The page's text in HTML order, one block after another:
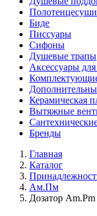
Биде
Писсуары
Сифоны
Душевые трапы
Аксессуары
Керамическая
Вытяжные
Бренды
Главная
Каталог
Ам.Пм
Дозатор